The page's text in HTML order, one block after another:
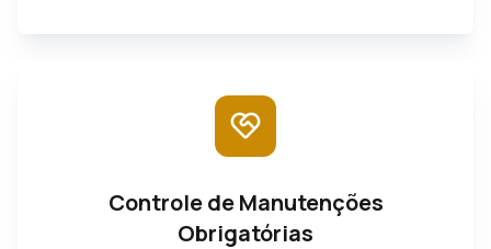
Controle de Manutenções
Obrigatórias